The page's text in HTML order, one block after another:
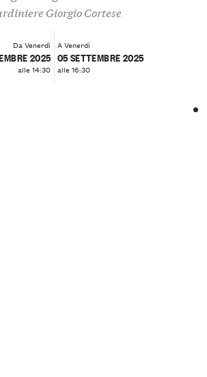
Giorgio Cortese
Da Venerdì
2025
alle 14:30
A Venerdì
05 SETTEMBRE 2025
alle 16:30